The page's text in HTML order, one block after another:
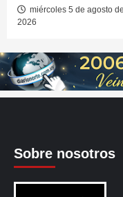
miércoles 5 de agosto de
2026
Sobre nosotros